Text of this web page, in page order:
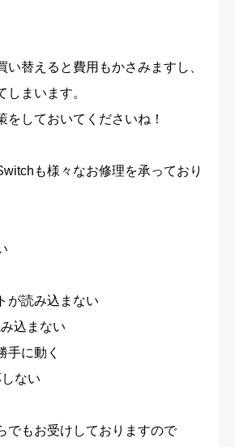
い替えると費用もかさみますし、
しまいます。
をしておいてくださいね！
も様々なお修理を承っており
が読み込まない
込まない
手に動く
ない
でもお受けしておりますので